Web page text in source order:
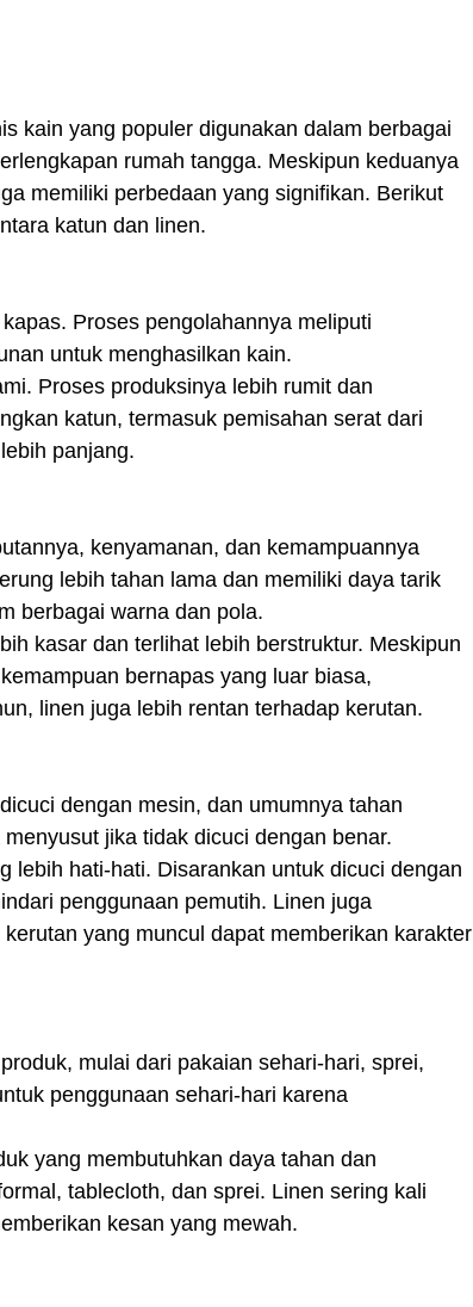
kain yang populer digunakan dalam berbagai
rumah tangga. Meskipun keduanya
memiliki perbedaan yang signifikan. Berikut
katun dan linen.
Proses pengolahannya meliputi
untuk menghasilkan kain.
Proses produksinya lebih rumit dan
katun, termasuk pemisahan serat dari
panjang.
kenyamanan, dan kemampuannya
lebih tahan lama dan memiliki daya tarik
berbagai warna dan pola.
kasar dan terlihat lebih berstruktur. Meskipun
bernapas yang luar biasa,
linen juga lebih rentan terhadap kerutan.
dengan mesin, dan umumnya tahan
jika tidak dicuci dengan benar.
lebih hati-hati. Disarankan untuk dicuci dengan
penggunaan pemutih. Linen juga
yang muncul dapat memberikan karakter
mulai dari pakaian sehari-hari, sprei,
penggunaan sehari-hari karena
yang membutuhkan daya tahan dan
tablecloth, dan sprei. Linen sering kali
kesan yang mewah.